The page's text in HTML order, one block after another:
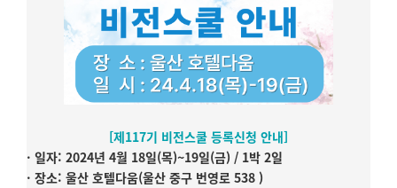
[제117기 비전스쿨 등록신청 안내]
· 일자: 2024년 4월 18일(목)~19일(금) / 1박 2일
· 장소: 울산 호텔다움(울산 중구 번영로 538 )